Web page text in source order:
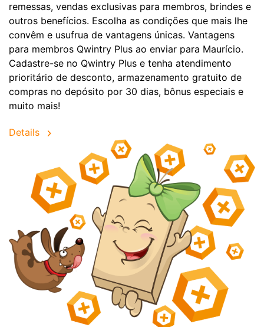
remessas, vendas exclusivas para membros, brindes e
outros benefícios. Escolha as condições que mais lhe
convêm e usufrua de vantagens únicas. Vantagens
para membros Qwintry Plus ao enviar para Maurício.
Cadastre-se no Qwintry Plus e tenha atendimento
prioritário de desconto, armazenamento gratuito de
compras no depósito por 30 dias, bônus especiais e
muito mais!
Details